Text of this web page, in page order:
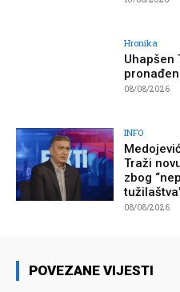
Hronika
Uhapšen
08/08/2026
INFO
Traži
zbog
08/08/2026
POVEZANE VIJESTI